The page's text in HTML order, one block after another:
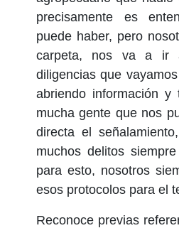
precisamente es
puede haber, pero
carpeta, nos va a ir
diligencias que
abriendo información y
mucha gente que nos
directa el
muchos delitos
para esto, nosotros
esos protocolos para el
Reconoce previas